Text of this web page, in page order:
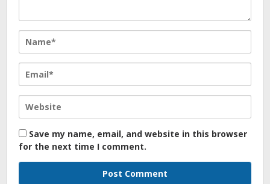
Save my name, email, and website in this browser
for the next time I comment.